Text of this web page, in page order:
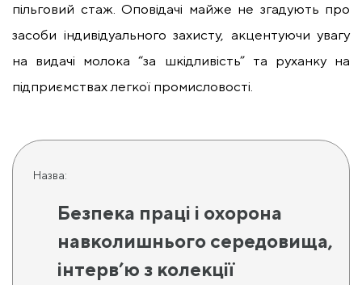
пільговий стаж. Оповідачі майже не згадують про
засоби індивідуального захисту, акцентуючи увагу
на видачі молока “за шкідливість” та руханку на
підприємствах легкої промисловості.
Назва:
Безпека праці і охорона
навколишнього середовища,
інтерв’ю з колекції